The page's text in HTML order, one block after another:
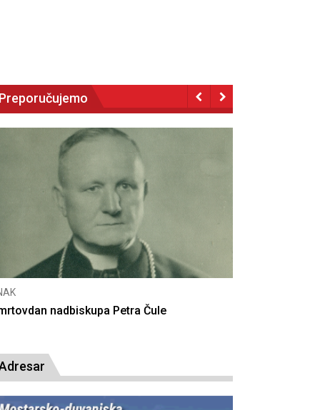
obljetnica poništenja komunističke